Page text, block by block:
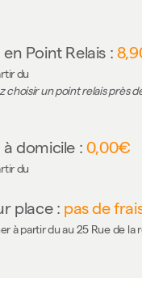
Point Relais :
du
choisir un point relais près
à domicile : 0,00€
du
place : pas de
à partir du au 25 Rue de la